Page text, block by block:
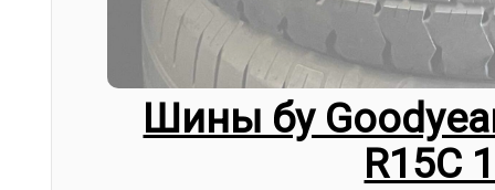
Шины бу
R15C